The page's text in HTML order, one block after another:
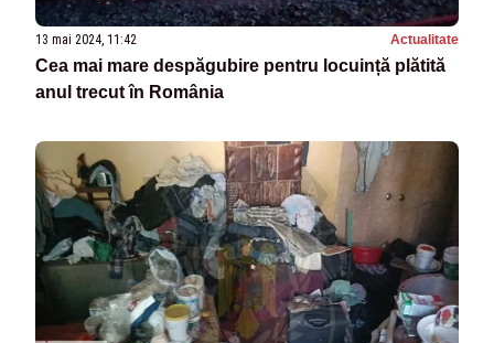
13 mai 2024, 11:42 Actualitate
Cea mai mare despăgubire pentru locuință plătită
anul trecut în România